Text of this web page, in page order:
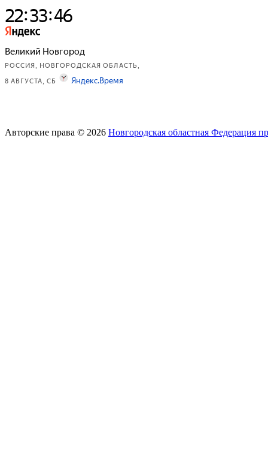
Авторские права © 2026 Новгородская областная Федерация